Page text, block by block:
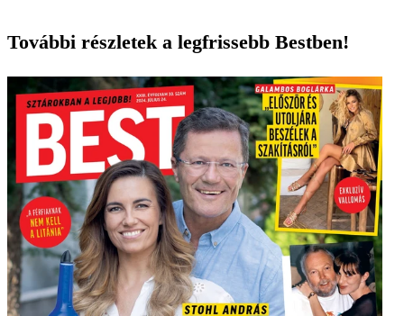
További részletek a legfrissebb Bestben!